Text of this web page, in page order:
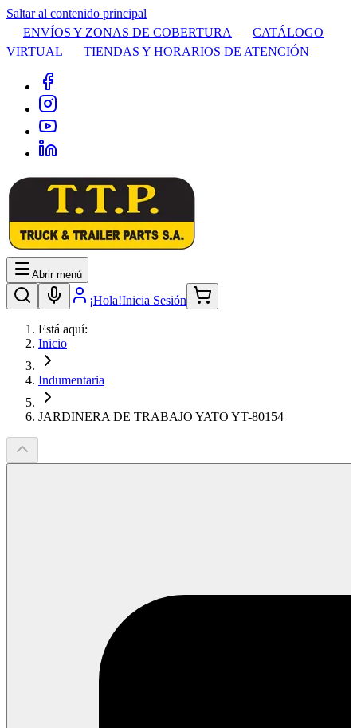
Saltar al contenido principal
ENVÍOS Y ZONAS DE COBERTURA
CATÁLOGO
VIRTUAL
TIENDAS Y HORARIOS DE ATENCIÓN
Abrir menú
¡Hola!Inicia Sesión
Está aquí:
Inicio
Indumentaria
JARDINERA DE TRABAJO YATO YT-80154